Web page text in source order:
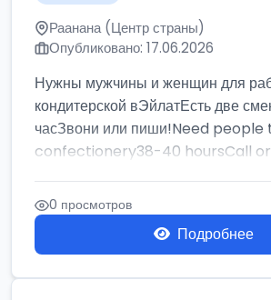
Раанана (Центр страны)
Опубликовано: 17.06.2026
Нужны мужчины и женщин для
кондитерской вЭйлатЕсть две
часЗвони или пиши!Need
confectionery38-40 hoursCall
0 просмотров
Подробнее